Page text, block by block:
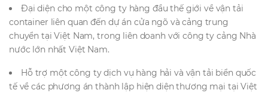
Đại diện cho một công ty hàng đầu thế giới về vận tải
container liên quan đến dự án cửa ngõ và cảng trung
chuyển tại Việt Nam, trong liên doanh với công ty cảng Nhà
nước lớn nhất Việt Nam.
Hỗ trợ một công ty dịch vụ hàng hải và vận tải biển quốc
tế về các phương án thành lập hiện diện thương mại tại Việt